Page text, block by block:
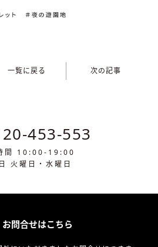
一覧に戻る 次の記事
453-553
間 10:00-19:00
火曜日・水曜日
お問合せはこちら